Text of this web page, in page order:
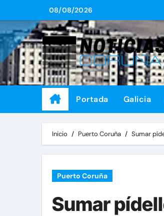
al
contenido
08/08/2026
Portada Galicia
Inicio Puerto Coruña Sumar
Puerto Coruña
Sumar